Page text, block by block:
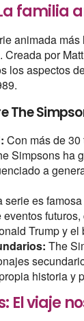
familia
animada
por
los aspectos
The
Con más de
Simpsons ha
a
serie es
futuros,
Trump y el
The
historia y
El viaje